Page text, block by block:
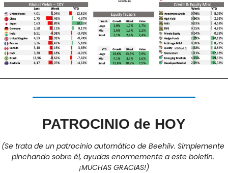
PATROCINIO de HOY
(Se trata de un patrocinio automático de Beehiiv. Simplemente
pinchando sobre él, ayudas enormemente a este boletín.
¡MUCHAS GRACIAS!)